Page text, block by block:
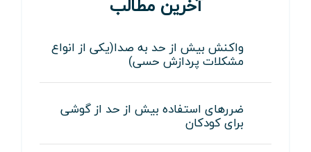
آخرین مطالب
واکنش بیش از حد به صدا(یکی از انواع
مشکلات پردازش حسی)
ضررهای استفاده بیش از حد از گوشی
برای کودکان